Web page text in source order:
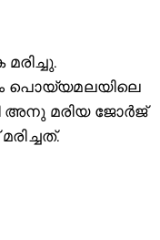
പൊയ്യമലയിലെ
അനു മരിയ ജോർജ്